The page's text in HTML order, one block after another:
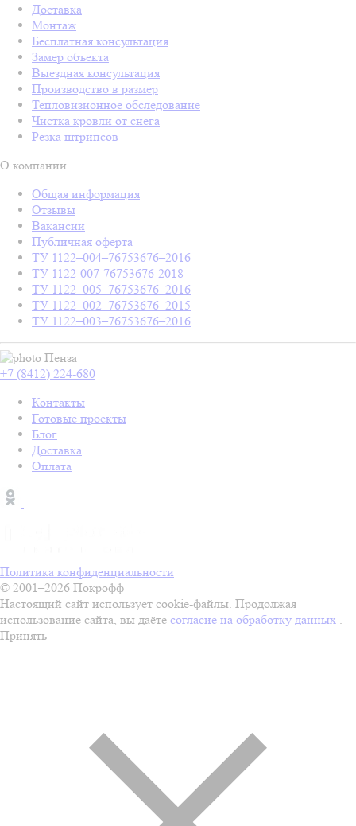
Доставка
Монтаж
Бесплатная консультация
Замер объекта
Выездная консультация
Производство в размер
Тепловизионное обследование
Чистка кровли от снега
Резка штрипсов
О компании
Общая информация
Отзывы
Вакансии
Публичная оферта
ТУ 1122–004–76753676–2016
ТУ 1122-007-76753676-2018
ТУ 1122–005–76753676–2016
ТУ 1122–002–76753676–2015
ТУ 1122–003–76753676–2016
Пенза
+7 (8412) 224-680
Контакты
Готовые проекты
Блог
Доставка
Оплата
Политика конфиденциальности
© 2001–2026 Покрофф
Настоящий сайт использует cookie-файлы. Продолжая
использование сайта, вы даёте согласие на обработку данных .
Принять